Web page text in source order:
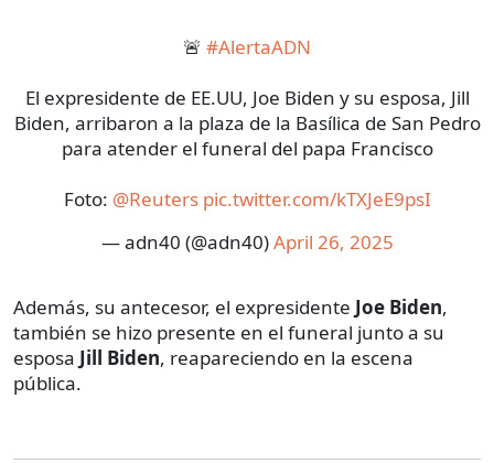
🚨 #AlertaADN
El expresidente de EE.UU, Joe Biden y su esposa, Jill
Biden, arribaron a la plaza de la Basílica de San Pedro
para atender el funeral del papa Francisco
Foto: @Reuters pic.twitter.com/kTXJeE9psI
— adn40 (@adn40)April 26, 2025
Además, su antecesor, el expresidente Joe Biden,
también se hizo presente en el funeral junto a su
esposa Jill Biden, reapareciendo en la escena
pública.